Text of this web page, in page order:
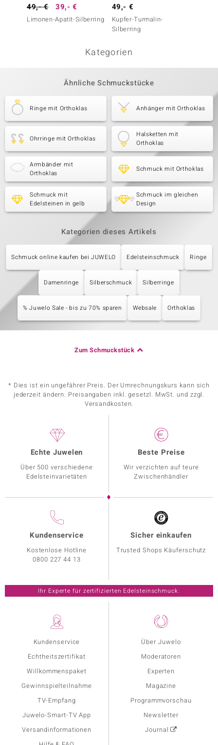
49,- € 39,- €
Limonen-Apatit-Silberring
49,- €
Kupfer-Turmalin-
Silberring
Kategorien
Ähnliche Schmuckstücke
Ringe mit Orthoklas Anhänger mit Orthoklas
Ohrringe mit Orthoklas
Halsketten mit
Orthoklas
Armbänder mit
Orthoklas
Schmuck mit Orthoklas
Schmuck mit
Edelsteinen in gelb
Schmuck im gleichen
Design
Kategorien dieses Artikels
Schmuck online kaufen bei JUWELO Edelsteinschmuck Ringe
Damenringe Silberschmuck Silberringe
% Juwelo Sale - bis zu 70% sparen Websale Orthoklas
Zum Schmuckstück
* Dies ist ein ungefährer Preis. Der Umrechnungskurs kann sich
jederzeit ändern. Preisangaben inkl. gesetzl. MwSt. und zzgl.
Versandkosten.
Kundenservice
Echtheitszertifikat
Willkommenspaket
Gewinnspielteilnahme
TV-Empfang
Juwelo-Smart-TV App
Versandinformationen
Über Juwelo
Moderatoren
Experten
Magazine
Programmvorschau
Newsletter
Journal
Echte Juwelen
Über 500 verschiedene
Edelsteinvarietäten
Beste Preise
Wir verzichten auf teure
Zwischenhändler
Kundenservice
Kostenlose Hotline
0800 227 44 13
Sicher einkaufen
Trusted Shops Käuferschutz
Ihr Experte für zertifizierten Edelsteinschmuck.